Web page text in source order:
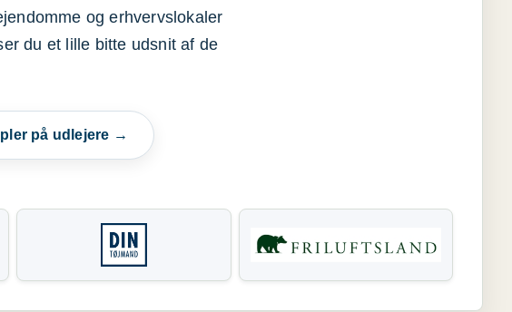
og erhvervslokaler
du et lille bitte udsnit af de
på udlejere →